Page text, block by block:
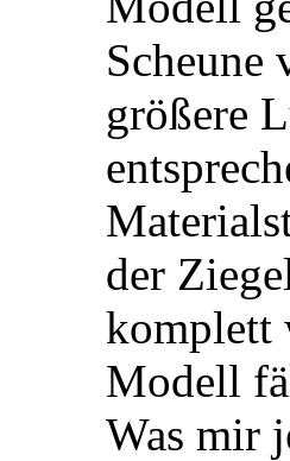
Scheune
größere
der
komplett
Modell
Was mir